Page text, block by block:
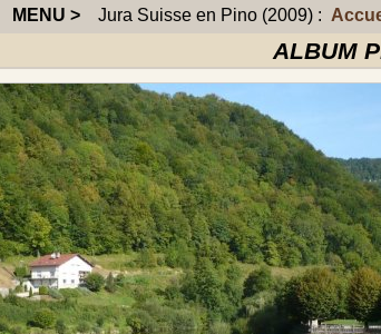
MENU > Jura Suisse en Pino (2009) :
ALBUM